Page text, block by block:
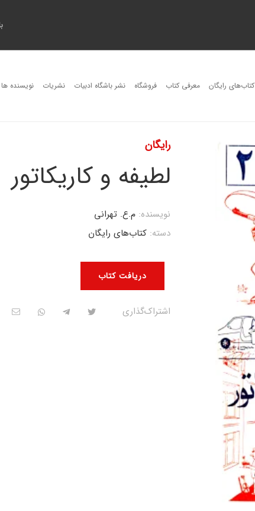
کتاب‌های رایگان معرفی کتاب فروشگاه نشر باشگاه ادبیات نشریات نویسنده ها
رایگان
لطیفه و کاریکاتور
دریافت کتاب
نویسنده:م.ع. تهرانی
دسته: کتاب‌های رایگان
اشتراک‌گذاری